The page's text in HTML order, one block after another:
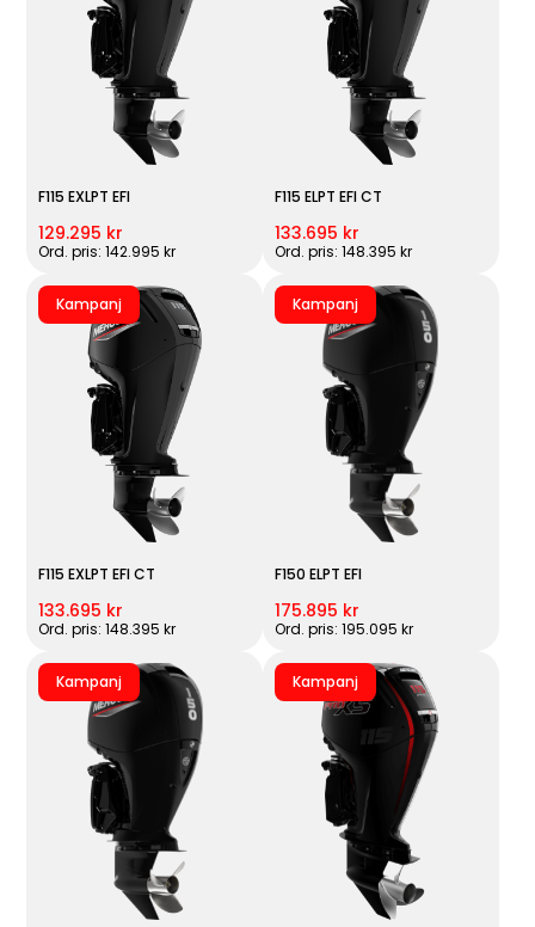
F115 EXLPT EFI
129.295 kr
Ord. pris: 142.995 kr
F115 ELPT EFI CT
133.695 kr
Ord. pris: 148.395 kr
Kampanj
F115 EXLPT EFI CT
133.695 kr
Ord. pris: 148.395 kr
Kampanj
F150 ELPT EFI
175.895 kr
Ord. pris: 195.095 kr
Kampanj Kampanj